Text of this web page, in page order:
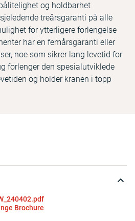
og holdbarhet
treårsgaranti på alle
for ytterligere forlengelse
har en femårsgaranti eller
noe som sikrer lang levetid for
forlenger den spesialutviklede
og holder kranen i topp
Brochure